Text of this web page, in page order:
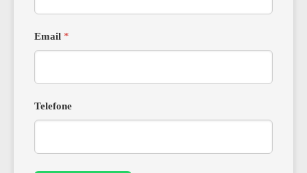
Email *
Telefone